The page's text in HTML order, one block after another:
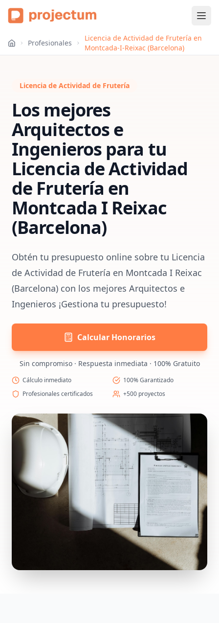
Profesionales
Licencia de Actividad de Frutería en
Montcada-I-Reixac (Barcelona)
Licencia de Actividad de Frutería
Los mejores
Arquitectos e
Ingenieros para tu
Licencia de Actividad
de Frutería en
Montcada I Reixac
(Barcelona)
Obtén tu presupuesto online sobre tu Licencia
de Actividad de Frutería en Montcada I Reixac
(Barcelona) con los mejores Arquitectos e
Ingenieros ¡Gestiona tu presupuesto!
Calcular Honorarios
Sin compromiso · Respuesta inmediata · 100% Gratuito
Cálculo inmediato
100% Garantizado
Profesionales certificados
+500 proyectos